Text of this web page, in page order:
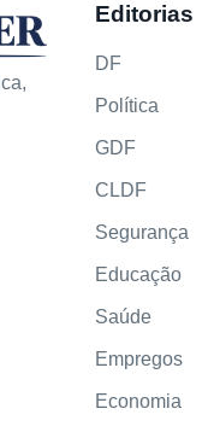
Editorias
DF
Política
GDF
CLDF
Segurança
Educação
Saúde
Empregos
Economia